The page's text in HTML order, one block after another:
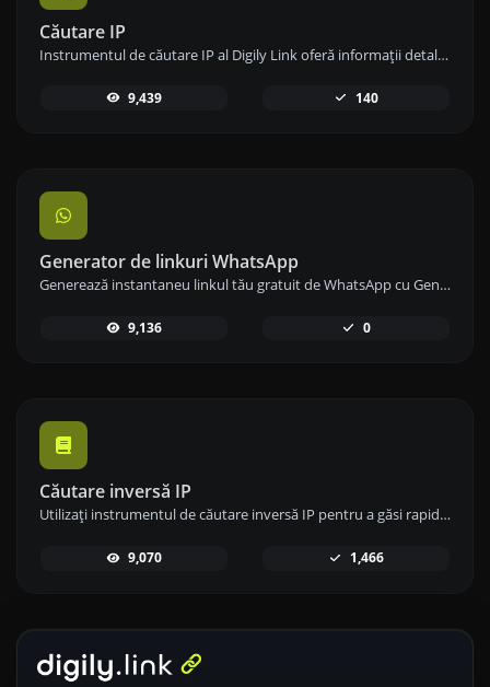
Căutare IP
Instrumentul de căutare IP al Digily Link oferă informații detaliate despre orice adresă IP. Folosește acest serviciu online gratuit pentru a obține date IP cuprinzătoare.
9,439 140
Generator de linkuri WhatsApp
Generează instantaneu linkul tău gratuit de WhatsApp cu Generatorul nostru de Linkuri WhatsApp. Adaugă un mesaj personalizat și începe conversațiile cu un singur clic – fără autentificare sau codare necesară.
9,136 0
Căutare inversă IP
Utilizați instrumentul de căutare inversă IP pentru a găsi rapid și ușor domeniul sau gazda asociată cu orice adresă IP.
9,070 1,466